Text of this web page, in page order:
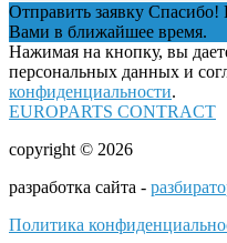
Отправить заявку Спасибо!
Вами в ближайшее время.
Нажимая на кнопку, вы
персональных данных и
конфиденциальности.
EUROPARTS CONTRACT
copyright © 2026
разработка сайта -
Политика